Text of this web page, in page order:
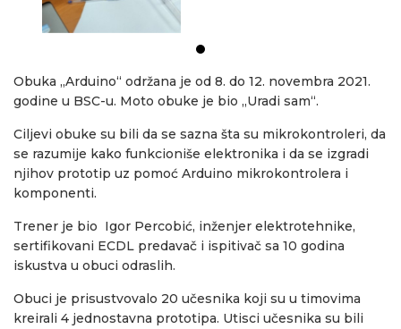
Obuka „Arduino“ održana je od 8. do 12. novembra 2021.
godine u BSC-u. Moto obuke je bio „Uradi sam“.
Ciljevi obuke su bili da se sazna šta su mikrokontroleri, da
se razumije kako funkcioniše elektronika i da se izgradi
njihov prototip uz pomoć Arduino mikrokontrolera i
komponenti.
Trener je bio Igor Percobić, inženjer elektrotehnike,
sertifikovani ECDL predavač i ispitivač sa 10 godina
iskustva u obuci odraslih.
Obuci je prisustvovalo 20 učesnika koji su u timovima
kreirali 4 jednostavna prototipa. Utisci učesnika su bili